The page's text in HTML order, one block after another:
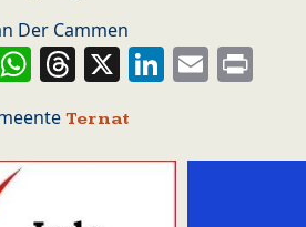
Der Cammen
WhatsApp
Threads
X LinkedIn
Email
Ternat